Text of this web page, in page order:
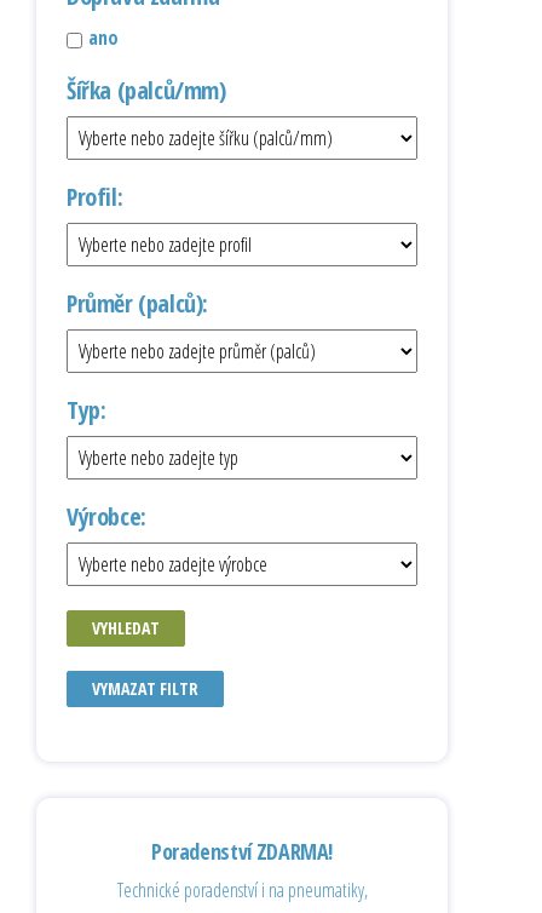
ano
Šířka (palců/mm)
Profil:
Průměr (palců):
Typ:
Výrobce:
VYHLEDAT
VYMAZAT FILTR
Poradenství ZDARMA!
Technické poradenství i na pneumatiky,